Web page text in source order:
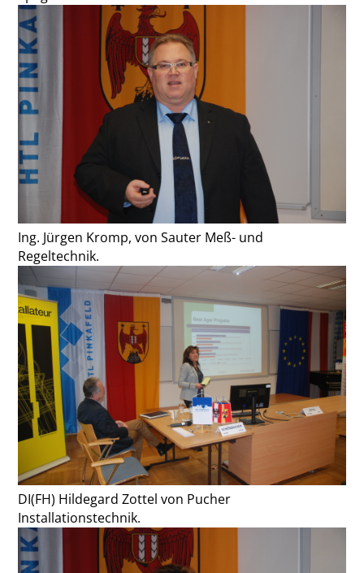
Ing. Jürgen Kromp, von Sauter Meß- und
Regeltechnik.
DI(FH) Hildegard Zottel von Pucher
Installationstechnik.